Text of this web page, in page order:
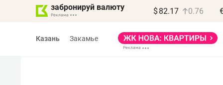
забронируй валюту $ 82.17 0.76
Казань Закамье